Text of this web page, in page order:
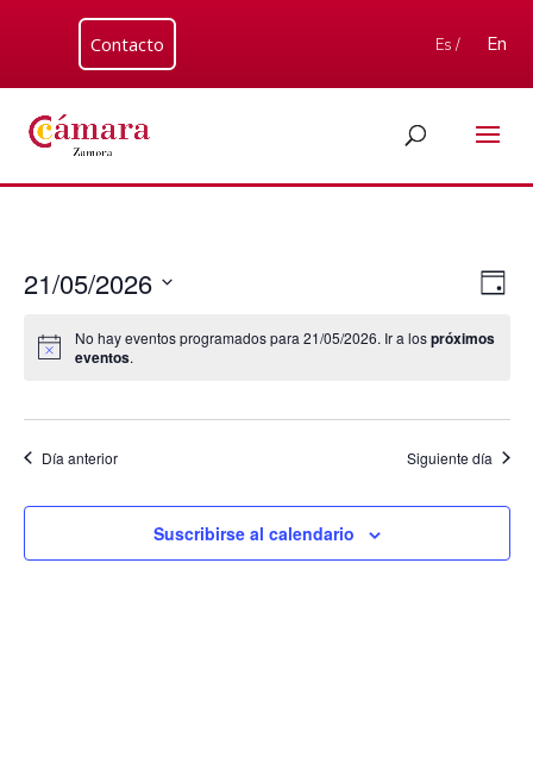
Contacto Es / En
de
de
de
Día
21/05/2026
fecha.
No hay eventos programados para 21/05/2026. Ir a lospróximos
eventos.
Día anterior Siguiente día
Suscribirse al calendario